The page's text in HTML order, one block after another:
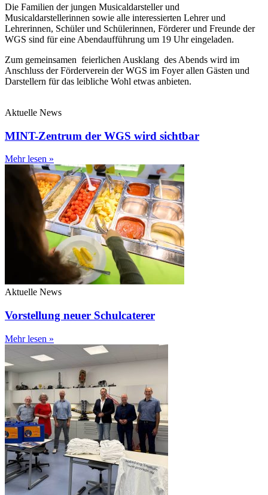
Die Familien der jungen Musicaldarsteller und
Musicaldarstellerinnen sowie alle interessierten Lehrer und
Lehrerinnen, Schüler und Schülerinnen, Förderer und Freunde der
WGS sind für eine Abendaufführung um 19 Uhr eingeladen.
Zum gemeinsamen feierlichen Ausklang des Abends wird im
Anschluss der Förderverein der WGS im Foyer allen Gästen und
Darstellern für das leibliche Wohl etwas anbieten.
Aktuelle News
MINT-Zentrum der WGS wird sichtbar
Mehr lesen »
Aktuelle News
Vorstellung neuer Schulcaterer
Mehr lesen »